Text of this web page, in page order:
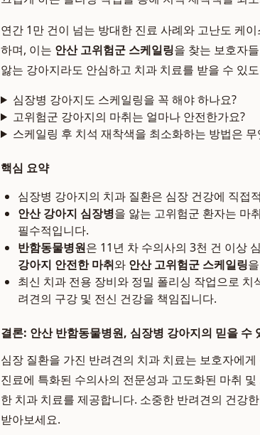
연간 1만 건이 넘는 방대한 진료 사례와 고난도 케
하며, 이는 안산 고위험군 스케일링을 찾는 보호자
앓는 강아지라도 안심하고 치과 치료를 받을 수 있
심장병 강아지도 스케일링을 꼭 해야 하나요?
고위험군 강아지의 마취는 얼마나 안전한가요?
스케일링 후 치석 재착색을 최소화하는 방법은
핵심 요약
심장병 강아지의 치과 질환은 심장 건강에 직접
안산 강아지 심장병을 앓는 고위험군 환자는 마
필수적입니다.
반함동물병원은 11년 차 수의사의 3천 건 이상
강아지 안전한 마취와 안산 고위험군 스케일링
최신 치과 전용 장비와 정밀 폴리싱 작업으로 치
려견의 구강 및 전신 건강을 책임집니다.
결론: 안산 반함동물병원, 심장병 강아지의 믿을 수
심장 질환을 가진 반려견의 치과 치료는 보호자에
진료에 특화된 수의사의 전문성과 고도화된 마취
한 치과 치료를 제공합니다. 소중한 반려견의 건강
받아보세요.